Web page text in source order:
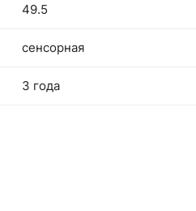
49.5
сенсорная
3 года